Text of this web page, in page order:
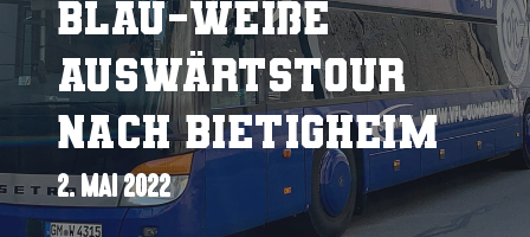
blau-weiße
Auswärtstour
nach Bietigheim
2. MAI 2022